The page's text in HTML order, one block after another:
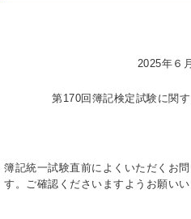
2025年
第170回簿記検定試験に関
簿記統一試験直前によくいただくお
す。ご確認くださいますようお願いい